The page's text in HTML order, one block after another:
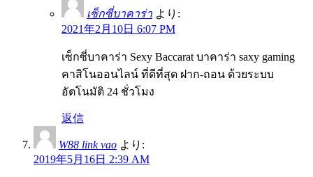
เซ็กซี่บาคาร่า より:
2021年2月10日 6:07 PM
เซ็กซี่บาคาร่า Sexy Baccarat บาคาร่า saxy gaming
คาสิโนออนไลน์ ที่ดีที่สุด ฝาก-ถอน ด้วยระบบ
อัตโนมัติ 24 ชั่วโมง
返信
W88 link vao より:
2019年5月16日 2:39 AM